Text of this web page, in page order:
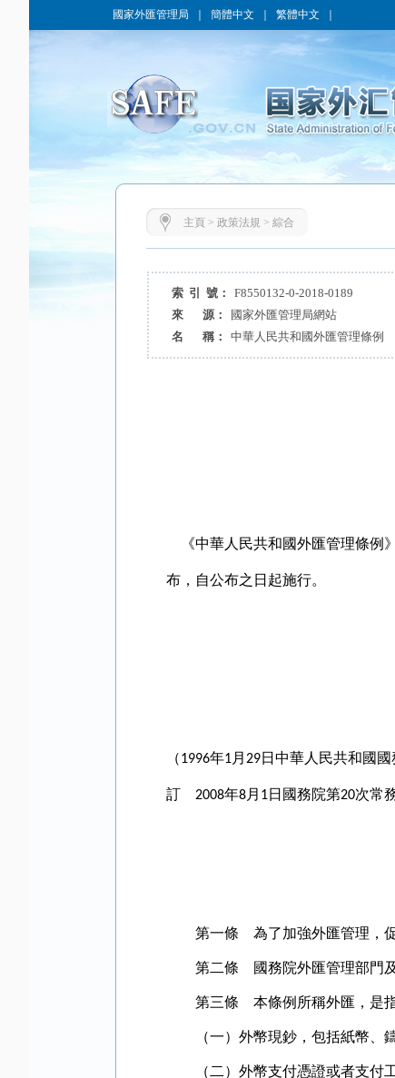
國家外匯管理局 簡體中文 繁體中文
主頁 > 政策法規 > 綜合
索 引 號： F8550132-0-2018-0189
來 源：
國家外匯管理局網站
名 稱：
中華人民共和國外匯管理條例
《中華人民共和國外匯管理條例
布，自公布之日起施行。
（1996年1 月 29日中華人民共和國國
訂 2008年8月 1 日國務院第20次常
第一條 為了加強外匯管理，促
第二條 國務院外匯管理部門及
第三條 本條例所稱外匯，是指
（一）外幣現鈔，包括紙幣、鑄
（二）外幣支付憑證或者支付工